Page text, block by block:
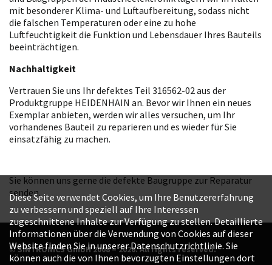
mit besonderer Klima- und Luftaufbereitung, sodass nicht
die falschen Temperaturen oder eine zu hohe
Luftfeuchtigkeit die Funktion und Lebensdauer Ihres Bauteils
beeinträchtigen.
Nachhaltigkeit
Vertrauen Sie uns Ihr defektes Teil 316562-02 aus der
Produktgruppe HEIDENHAIN an. Bevor wir Ihnen ein neues
Exemplar anbieten, werden wir alles versuchen, um Ihr
vorhandenes Bauteil zu reparieren und es wieder für Sie
einsatzfähig zu machen.
Sie können uns gerne die defekte Baugruppe zur Reparatur
senden.
© SINTRONICS GmbH 2008 – 2026. All rights reserved.
Diese Seite verwendet Cookies, um Ihre Benutzererfahrung
zu verbessern und speziell auf Ihre Interessen
zugeschnittene Inhalte zur Verfügung zu stellen. Detaillierte
Informationen über die Verwendung von Cookies auf dieser
Website finden Sie in unserer Datenschutzrichtlinie. Sie
können auch die von Ihnen bevorzugten Einstellungen dort